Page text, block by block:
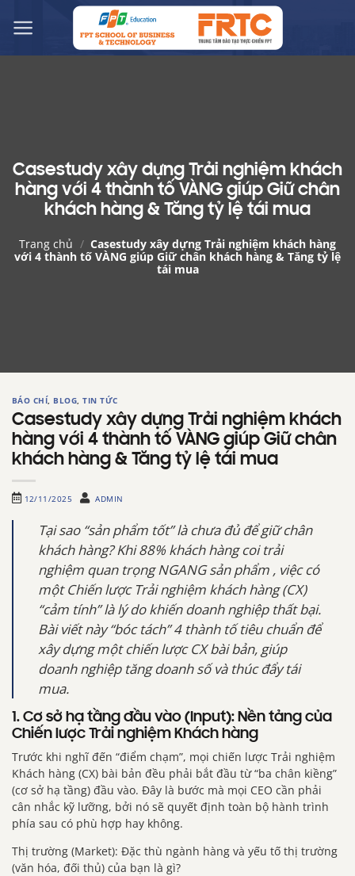
đến
dung
Casestudy xây dựng Trải nghiệm khách
hàng với 4 thành tố VÀNG giúp Giữ chân
khách hàng & Tăng tỷ lệ tái mua
Trang chủ / Casestudy xây dựng Trải nghiệm khách hàng
với 4 thành tố VÀNG giúp Giữ chân khách hàng & Tăng tỷ lệ
tái mua
BÁO CHÍ, BLOG,TIN TỨC
Casestudy xây dựng Trải nghiệm khách
hàng với 4 thành tố VÀNG giúp Giữ chân
khách hàng & Tăng tỷ lệ tái mua
12/11/2025 ADMIN
Tại sao “sản phẩm tốt” là chưa đủ để giữ chân
khách hàng? Khi 88% khách hàng coi trải
nghiệm quan trọng NGANG sản phẩm , việc có
một Chiến lược Trải nghiệm khách hàng (CX)
“cảm tính” là lý do khiến doanh nghiệp thất bại.
Bài viết này “bóc tách” 4 thành tố tiêu chuẩn để
xây dựng một chiến lược CX bài bản, giúp
doanh nghiệp tăng doanh số và thúc đẩy tái
mua.
1. Cơ sở hạ tầng đầu vào (Input): Nền tảng của
Chiến lược Trải nghiệm Khách hàng
Trước khi nghĩ đến “điểm chạm”, mọi chiến lược Trải nghiệm
Khách hàng (CX) bài bản đều phải bắt đầu từ “ba chân kiềng”
(cơ sở hạ tầng) đầu vào. Đây là bước mà mọi CEO cần phải
cân nhắc kỹ lưỡng, bởi nó sẽ quyết định toàn bộ hành trình
phía sau có phù hợp hay không.
Thị trường (Market): Đặc thù ngành hàng và yếu tố thị trường
(văn hóa, đối thủ) của bạn là gì?